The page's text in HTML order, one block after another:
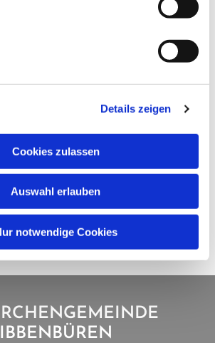
Details zeigen
Cookies zulassen
Auswahl erlauben
notwendige Cookies
IBBENBÜREN